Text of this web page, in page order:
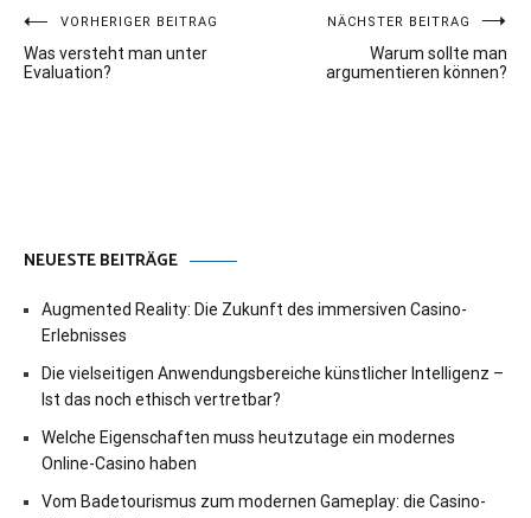
Beitragsnavigation
VORHERIGER BEITRAG
Was versteht man unter
Evaluation?
NÄCHSTER BEITRAG
Warum sollte man
argumentieren können?
NEUESTE BEITRÄGE
Augmented Reality: Die Zukunft des immersiven Casino-
Erlebnisses
Die vielseitigen Anwendungsbereiche künstlicher Intelligenz –
Ist das noch ethisch vertretbar?
Welche Eigenschaften muss heutzutage ein modernes
Online-Casino haben
Vom Badetourismus zum modernen Gameplay: die Casino-